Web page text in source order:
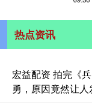
热点资讯
宏益配资 拍完《
勇，原因竟然让人